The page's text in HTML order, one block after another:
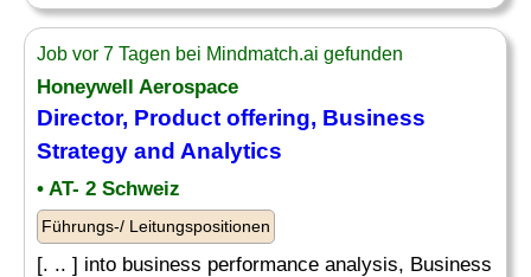
Job vor 7 Tagen bei Mindmatch.ai gefunden
Honeywell Aerospace
Director, Product offering, Business
Strategy and Analytics
• AT- 2 Schweiz
Führungs-/ Leitungspositionen
[. .. ] into business performance analysis, Business